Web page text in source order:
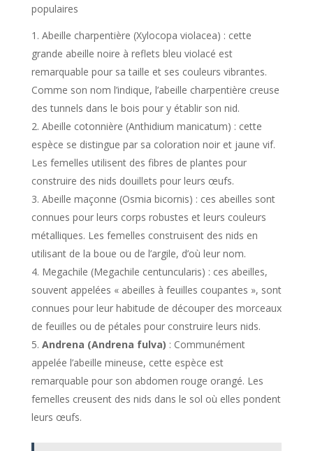
populaires
Abeille charpentière (Xylocopa violacea) : cette
grande abeille noire à reflets bleu violacé est
remarquable pour sa taille et ses couleurs vibrantes.
Comme son nom l’indique, l’abeille charpentière creuse
des tunnels dans le bois pour y établir son nid.
Abeille cotonnière (Anthidium manicatum) : cette
espèce se distingue par sa coloration noir et jaune vif.
Les femelles utilisent des fibres de plantes pour
construire des nids douillets pour leurs œufs.
Abeille maçonne (Osmia bicornis) : ces abeilles sont
connues pour leurs corps robustes et leurs couleurs
métalliques. Les femelles construisent des nids en
utilisant de la boue ou de l’argile, d’où leur nom.
Megachile (Megachile centuncularis) : ces abeilles,
souvent appelées « abeilles à feuilles coupantes », sont
connues pour leur habitude de découper des morceaux
de feuilles ou de pétales pour construire leurs nids.
Andrena (Andrena fulva) : Communément
appelée l’abeille mineuse, cette espèce est
remarquable pour son abdomen rouge orangé. Les
femelles creusent des nids dans le sol où elles pondent
leurs œufs.